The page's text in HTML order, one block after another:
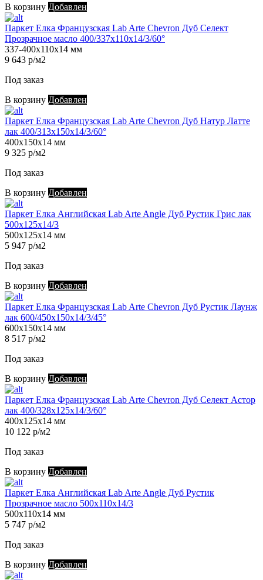
В корзину Добавлен
Паркет Елка Французская Lab Arte Chevron Дуб Селект
Прозрачное масло 400/337х110х14/3/60°
337-400х110х14 мм
9 643 р/м2
Под заказ
В корзину Добавлен
Паркет Елка Французская Lab Arte Chevron Дуб Натур Латте
лак 400/313х150х14/3/60°
400х150х14 мм
9 325 р/м2
Под заказ
В корзину Добавлен
Паркет Елка Английская Lab Arte Angle Дуб Рустик Грис лак
500х125х14/3
500х125х14 мм
5 947 р/м2
Под заказ
В корзину Добавлен
Паркет Елка Французская Lab Arte Chevron Дуб Рустик Лаунж
лак 600/450х150х14/3/45°
600х150х14 мм
8 517 р/м2
Под заказ
В корзину Добавлен
Паркет Елка Французская Lab Arte Chevron Дуб Селект Астор
лак 400/328х125х14/3/60°
400х125х14 мм
10 122 р/м2
Под заказ
В корзину Добавлен
Паркет Елка Английская Lab Arte Angle Дуб Рустик
Прозрачное масло 500х110х14/3
500х110х14 мм
5 747 р/м2
Под заказ
В корзину Добавлен